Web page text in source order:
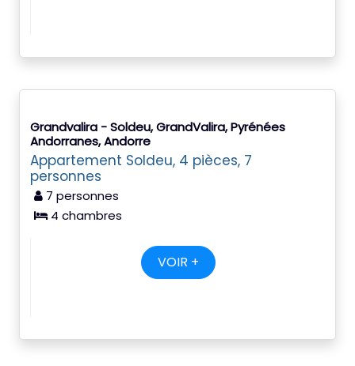
Grandvalira - Soldeu, GrandValira, Pyrénées
Andorranes, Andorre
Appartement Soldeu, 4 pièces, 7
personnes
7 personnes
4 chambres
VOIR +